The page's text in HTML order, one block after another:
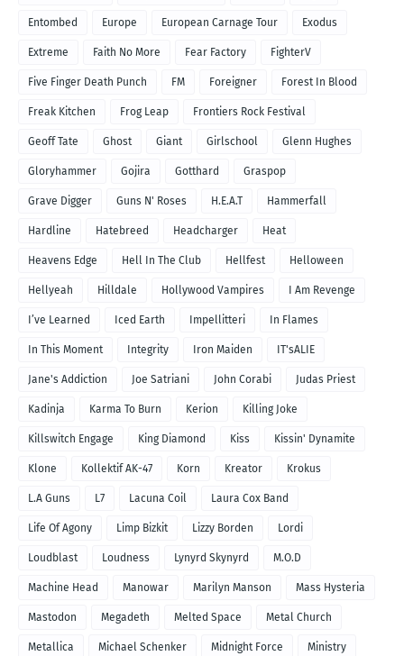
Entombed Europe European Carnage Tour Exodus
Extreme Faith No More Fear Factory FighterV
Five Finger Death Punch FM Foreigner Forest In Blood
Freak Kitchen Frog Leap Frontiers Rock Festival
Geoff Tate Ghost Giant Girlschool Glenn Hughes
Gloryhammer Gojira Gotthard Graspop
Grave Digger Guns N' Roses H.E.A.T Hammerfall
Hardline Hatebreed Headcharger Heat
Heavens Edge Hell In The Club Hellfest Helloween
Hellyeah Hilldale Hollywood Vampires I Am Revenge
I’ve Learned Iced Earth Impellitteri In Flames
In This Moment Integrity Iron Maiden IT'sALIE
Jane's Addiction Joe Satriani John Corabi Judas Priest
Kadinja Karma To Burn Kerion Killing Joke
Killswitch Engage King Diamond Kiss Kissin' Dynamite
Klone Kollektif AK-47 Korn Kreator Krokus
L.A Guns L7 Lacuna Coil Laura Cox Band
Life Of Agony Limp Bizkit Lizzy Borden Lordi
Loudblast Loudness Lynyrd Skynyrd M.O.D
Machine Head Manowar Marilyn Manson Mass Hysteria
Mastodon Megadeth Melted Space Metal Church
Metallica Michael Schenker Midnight Force Ministry